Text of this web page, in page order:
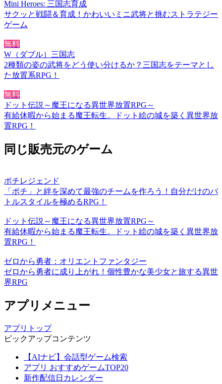
Mini Heroes: 三国志育成
サクッと戦闘＆育成！かわいいミニ武将と挑むストラテジー
ゲーム
無料
W（ダブル）三国志
2種類の姿の武将をどう使い分けるか？三国志をテーマとし
た放置系RPG！
無料
ドット伝説～魔王になる異世界放置RPG～
有給休暇から始まる魔王転生。ドット絵の城を築く異世界放
置RPG！
同じ販売元のゲーム
ポチレジェンド
「ポチ」と絆を深めて最強のチームを作ろう！自分だけのバ
トルスタイルを極めるRPG！
ドット伝説～魔王になる異世界放置RPG～
有給休暇から始まる魔王転生。ドット絵の城を築く異世界放
置RPG！
ゼロから勇者：オリエントファンタジー
ゼロから勇者に成り上がれ！個性豊かな美少女と旅する異世
界RPG
アプリメニュー
アプリトップ
ピックアップコンテンツ
【AIナビ】会話型ゲーム検索
アプリ おすすめゲームTOP20
新作配信日カレンダー